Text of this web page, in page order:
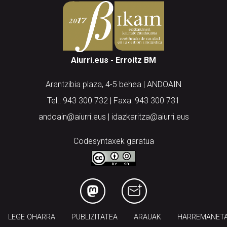
Aiurri.eus - Erroitz BM
Arantzibia plaza, 4-5 behea | ANDOAIN
Tel.: 943 300 732 | Faxa: 943 300 731
andoain@aiurri.eus | idazkaritza@aiurri.eus
Codesyntaxek garatua
LEGE OHARRA PUBLIZITATEA ARAUAK